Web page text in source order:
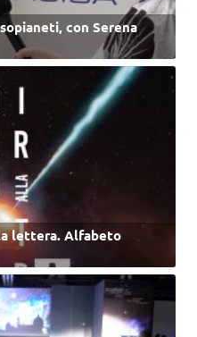
con Serena
lettera. Alfabeto